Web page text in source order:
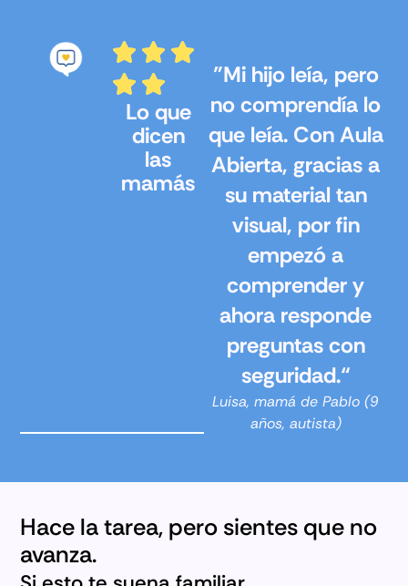
Lo que
dicen
las
mamás
"Mi hijo leía, pero
no comprendía lo
que leía. Con Aula
Abierta, gracias a
su material tan
visual, por fin
empezó a
comprender y
ahora responde
preguntas con
seguridad.“
Luisa, mamá de Pablo (9
años, autista)
Hace la tarea, pero sientes que no
avanza.